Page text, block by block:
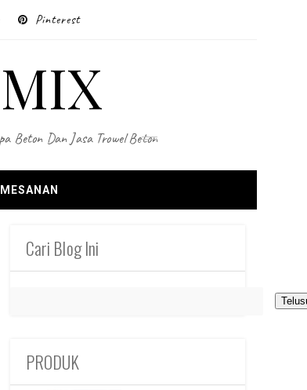
Pinterest
Beton Dan Jasa Trowel Beton
Cari Blog Ini
PRODUK